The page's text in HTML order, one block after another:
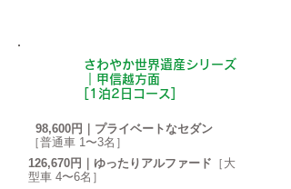
さわやか世界遺産シリーズ
｜甲信越方面
[1泊2日コース]
98,600円｜プライベートなセダン
［普通車 1〜3名］
126,670円｜ゆったりアルファード ［大
型車 4〜6名］